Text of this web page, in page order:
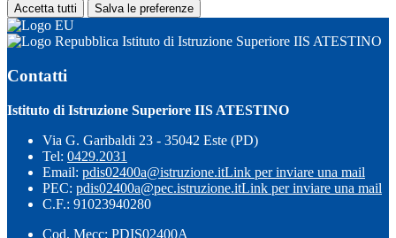
Accetta tutti Salva le preferenze
Istituto di Istruzione Superiore IIS ATESTINO
Contatti
Istituto di Istruzione Superiore IIS ATESTINO
Via G. Garibaldi 23 - 35042 Este (PD)
Tel: 0429.2031
Email: pdis02400a@istruzione.itLink per inviare una mail
PEC: pdis02400a@pec.istruzione.itLink per inviare una mail
C.F.: 91023940280
Cod. Mecc: PDIS02400A